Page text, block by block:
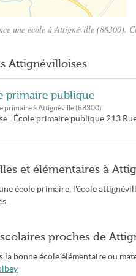
une école à Attignéville (88300).
Attignévilloises
primaire publique
primaire àAttignéville (88300)
: École primaire publique 213
et élémentaires à
école primaire, l'école
proches de
la bonne école élémentaire ou